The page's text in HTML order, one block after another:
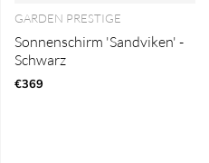
GARDEN PRESTIGE
Sonnenschirm 'Sandviken' -
Schwarz
€369